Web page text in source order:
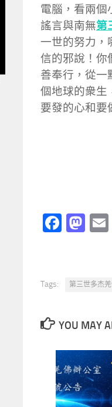
電腦，看兩個
謠言與南無第
一世的努力，
信的邪說！你
善奉行，從一
個地球的衆生
要發的心和要
Tags: 第三世多杰
YOU MAY